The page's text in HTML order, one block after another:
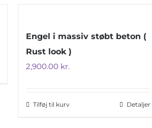
Engel i massiv støbt beton (
Rust look )
2,900.00 kr.
Tilføj til kurv Detaljer